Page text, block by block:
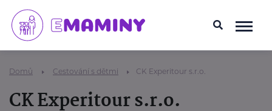
Domů Cestování s dětmi CK Experitour s.r.o.
CK Experitour s.r.o.